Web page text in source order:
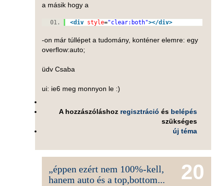
a másik hogy a
<div style="clear:both"></div>
-on már túllépet a tudomány, konténer elemre: egy
overflow:auto;
üdv Csaba
ui: ie6 meg monnyon le :)
A hozzászóláshoz regisztráció és belépés
szükséges
új téma
20
„éppen ezért nem 100%-kell,
hanem auto és a top,bottom...